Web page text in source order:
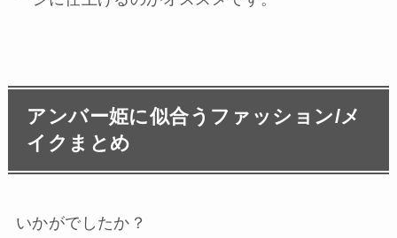
アンバー姫に似合うファッション/メ
イクまとめ
いかがでしたか？